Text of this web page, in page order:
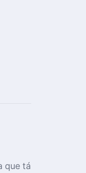
que tá